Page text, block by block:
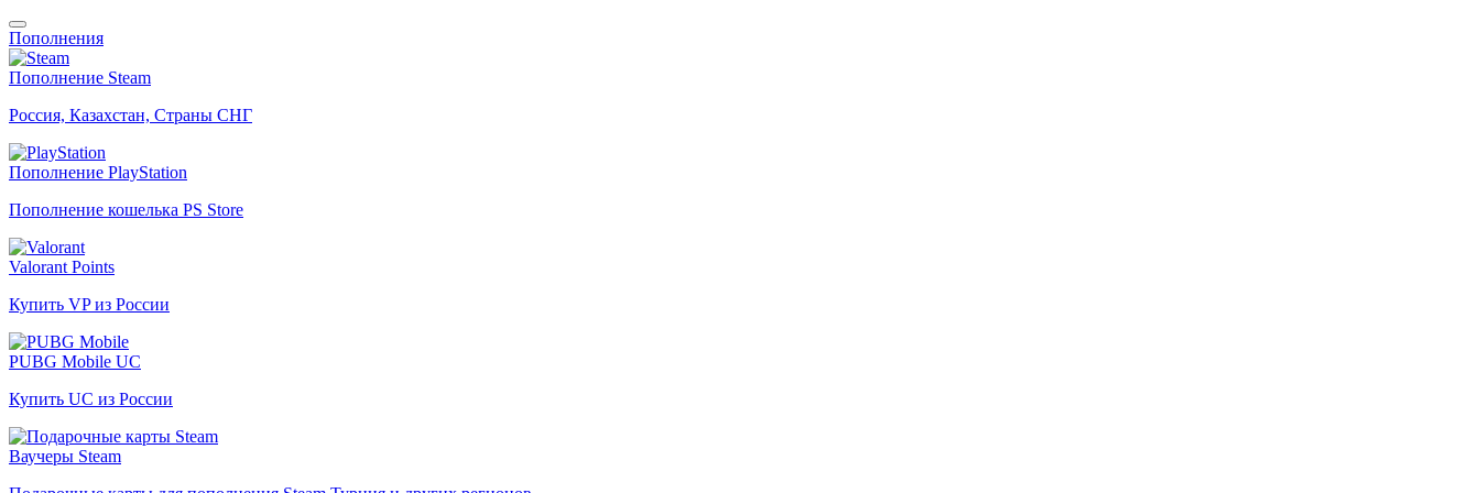
Пополнения
Пополнение Steam
Россия, Казахстан, Страны СНГ
Пополнение PlayStation
Пополнение кошелька PS Store
Valorant Points
Купить VP из России
PUBG Mobile UC
Купить UC из России
Ваучеры Steam